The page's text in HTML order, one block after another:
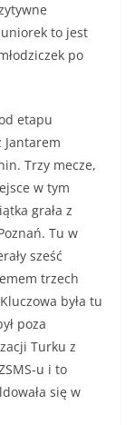
to jest
po
etapu
Jantarem
Trzy mecze,
w tym
grała z
Tu w
sześć
trzech
była tu
poza
Turku z
u i to
się w